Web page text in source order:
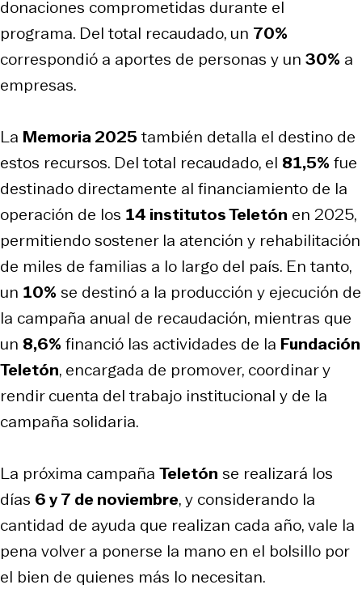
donaciones comprometidas durante el
programa. Del total recaudado, un 70%
correspondió a aportes de personas y un 30% a
empresas.
La Memoria 2025también detalla el destino de
estos recursos. Del total recaudado, el 81,5% fue
destinado directamente al financiamiento de la
operación de los 14 institutos Teletón en 2025,
permitiendo sostener la atención y rehabilitación
de miles de familias a lo largo del país. En tanto,
un 10% se destinó a la producción y ejecución de
la campaña anual de recaudación, mientras que
un 8,6% financió las actividades de la Fundación
Teletón, encargada de promover, coordinar y
rendir cuenta del trabajo institucional y de la
campaña solidaria.
La próxima campaña Teletón se realizará los
días 6 y 7 de noviembre, y considerando la
cantidad de ayuda que realizan cada año, vale la
pena volver a ponerse la mano en el bolsillo por
el bien de quienes más lo necesitan.